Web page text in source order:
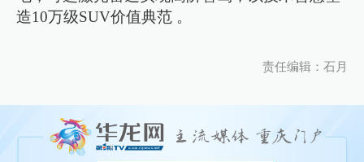
造10万级SUV价值典范 。
责任编辑：石月